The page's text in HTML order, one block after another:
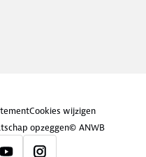
Cookies wijzigen
opzeggen© ANWB